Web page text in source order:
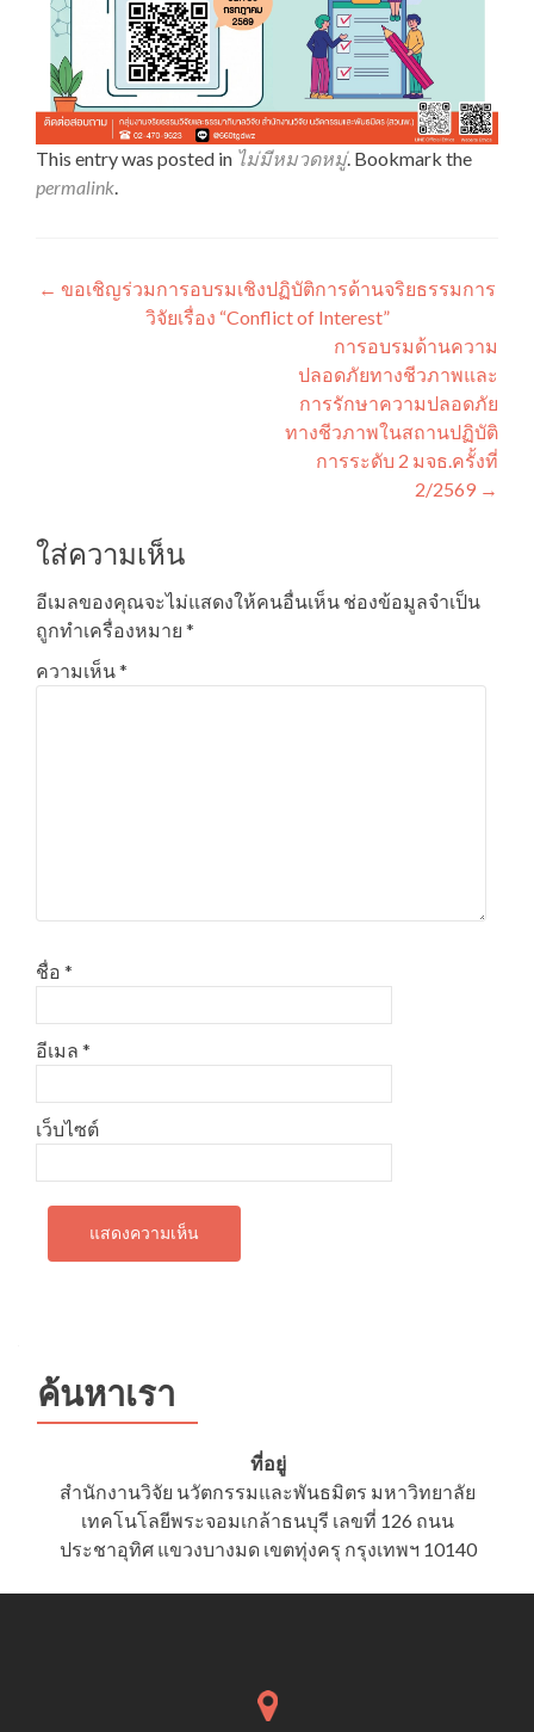
This entry was posted in ไม่มีหมวดหมู่. Bookmark the
permalink.
แนะแนว
← ขอเชิญร่วมการอบรมเชิงปฏิบัติการด้านจริยธรรมการ
วิจัยเรื่อง “Conflict of Interest”
การอบรมด้านความ
ปลอดภัยทางชีวภาพและ
การรักษาความปลอดภัย
ทางชีวภาพในสถานปฏิบัติ
การระดับ 2 มจธ.ครั้งที่
2/2569 →
ใส่ความเห็น
อีเมลของคุณจะไม่แสดงให้คนอื่นเห็น ช่องข้อมูลจำเป็น
ถูกทำเครื่องหมาย *
ความเห็น*
ชื่อ *
อีเมล *
เว็บไซต์
ค้นหาเรา
ที่อยู่
สำนักงานวิจัย นวัตกรรมและพันธมิตร มหาวิทยาลัย
เทคโนโลยีพระจอมเกล้าธนบุรี เลขที่ 126 ถนน
ประชาอุทิศ แขวงบางมด เขตทุ่งครุ กรุงเทพฯ 10140